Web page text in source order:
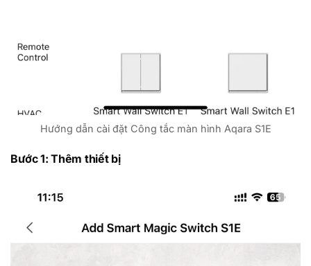
Hướng dẫn cài đặt Công tắc màn hình Aqara S1E
Bước 1: Thêm thiết bị